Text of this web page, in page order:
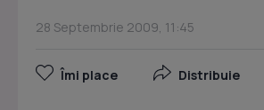
28 Septembrie 2009, 11:45
Îmi place Distribuie